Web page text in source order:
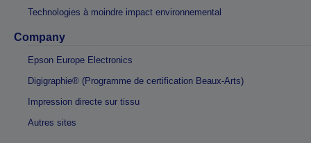
Technologies à moindre impact environnemental
Company
Epson Europe Electronics
Digigraphie® (Programme de certification Beaux-Arts)
Impression directe sur tissu
Autres sites